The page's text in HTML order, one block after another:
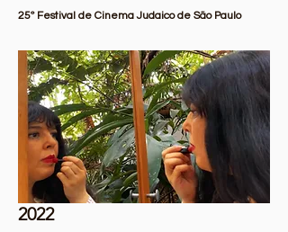
25ºFestival de Cinema Judaico de São Paulo
2022